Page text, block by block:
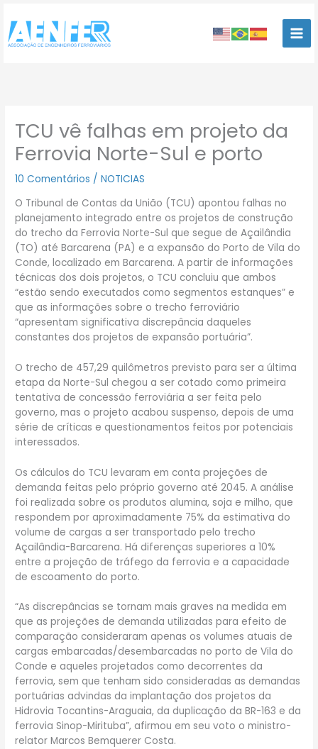
para
conteúdo
TCU vê falhas em projeto da
Ferrovia Norte-Sul e porto
10 Comentários /NOTICIAS
O Tribunal de Contas da União (TCU) apontou falhas no
planejamento integrado entre os projetos de construção
do trecho da Ferrovia Norte-Sul que segue de Açailândia
(TO) até Barcarena (PA) e a expansão do Porto de Vila do
Conde, localizado em Barcarena. A partir de informações
técnicas dos dois projetos, o TCU concluiu que ambos
“estão sendo executados como segmentos estanques” e
que as informações sobre o trecho ferroviário
“apresentam significativa discrepância daqueles
constantes dos projetos de expansão portuária”.
O trecho de 457,29 quilômetros previsto para ser a última
etapa da Norte-Sul chegou a ser cotado como primeira
tentativa de concessão ferroviária a ser feita pelo
governo, mas o projeto acabou suspenso, depois de uma
série de críticas e questionamentos feitos por potenciais
interessados.
Os cálculos do TCU levaram em conta projeções de
demanda feitas pelo próprio governo até 2045. A análise
foi realizada sobre os produtos alumina, soja e milho, que
respondem por aproximadamente 75% da estimativa do
volume de cargas a ser transportado pelo trecho
Açailândia-Barcarena. Há diferenças superiores a 10%
entre a projeção de tráfego da ferrovia e a capacidade
de escoamento do porto.
“As discrepâncias se tornam mais graves na medida em
que as projeções de demanda utilizadas para efeito de
comparação consideraram apenas os volumes atuais de
cargas embarcadas/desembarcadas no porto de Vila do
Conde e aqueles projetados como decorrentes da
ferrovia, sem que tenham sido consideradas as demandas
portuárias advindas da implantação dos projetos da
Hidrovia Tocantins-Araguaia, da duplicação da BR-163 e da
ferrovia Sinop-Mirituba”, afirmou em seu voto o ministro-
relator Marcos Bemquerer Costa.